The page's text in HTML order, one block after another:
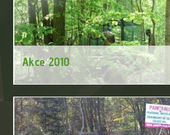
Akce 2010